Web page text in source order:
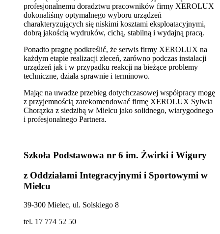
profesjonalnemu doradztwu pracowników firmy XEROLUX
dokonaliśmy optymalnego wyboru urządzeń
charakteryzujących się niskimi kosztami eksploatacyjnymi,
dobrą jakością wydruków, cichą, stabilną i wydajną pracą.
Ponadto pragnę podkreślić, że serwis firmy XEROLUX na
każdym etapie realizacji zleceń, zarówno podczas instalacji
urządzeń jak i w przypadku reakcji na bieżące problemy
techniczne, działa sprawnie i terminowo.
Mając na uwadze przebieg dotychczasowej współpracy mogę
z przyjemnością zarekomendować firmę XEROLUX Sylwia
Chorązka z siedzibą w Mielcu jako solidnego, wiarygodnego
i profesjonalnego Partnera.
Szkoła Podstawowa nr 6 im. Żwirki i Wigury
z Oddziałami Integracyjnymi i Sportowymi w
Mielcu
39-300 Mielec, ul. Solskiego 8
tel. 17 774 52 50